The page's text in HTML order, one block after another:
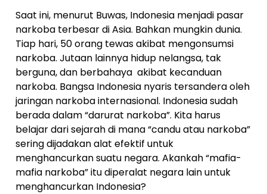
Saat ini, menurut Buwas, Indonesia menjadi pasar
narkoba terbesar di Asia. Bahkan mungkin dunia.
Tiap hari, 50 orang tewas akibat mengonsumsi
narkoba. Jutaan lainnya hidup nelangsa, tak
berguna, dan berbahaya akibat kecanduan
narkoba. Bangsa Indonesia nyaris tersandera oleh
jaringan narkoba internasional. Indonesia sudah
berada dalam “darurat narkoba”. Kita harus
belajar dari sejarah di mana “candu atau narkoba”
sering dijadakan alat efektif untuk
menghancurkan suatu negara. Akankah “mafia-
mafia narkoba” itu diperalat negara lain untuk
menghancurkan Indonesia?